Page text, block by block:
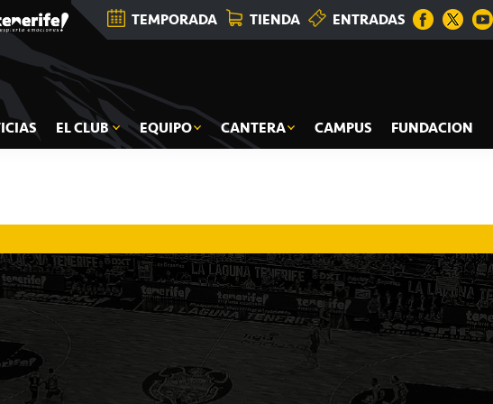
TEMPORADA TIENDA ENTRADAS
EL CLUB EQUIPO CANTERA CAMPUS FUNDACION